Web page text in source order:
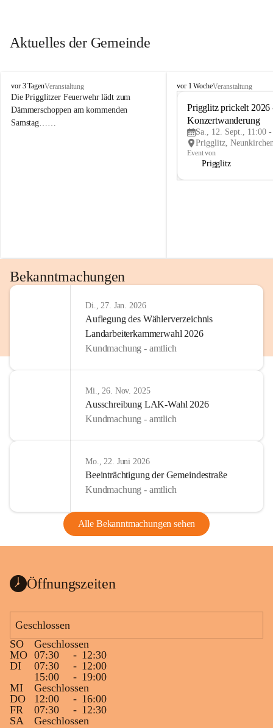
Aktuelles der Gemeinde
P
r
i
g
vor 3 TagenVeranstaltung
Die Prigglitzer Feuerwehr lädt zum
Dämmerschoppen am kommenden
Samstag……
P
vor 1 WocheVeranstaltung
Prigglitz prickelt 2026
Konzertwanderung
Sa., 12. Sept., 11:00
Event von
Prigglitz
Bekanntmachungen
Di., 27. Jan. 2026
Auflegung des Wählerverzeichnis
Landarbeiterkammerwahl 2026
Kundmachung - amtlich
Mi., 26. Nov. 2025
Ausschreibung LAK-Wahl 2026
Kundmachung - amtlich
Mo., 22. Juni 2026
Beeinträchtigung der Gemeindestraße
Kundmachung - amtlich
Alle Bekanntmachungen sehen
Öffnungszeiten
Geschlossen
SO
Geschlossen
MO 07:30 - 12:30
DI
07:30 - 12:00
15:00
- 19:00
MI
Geschlossen
DO
12:00 - 16:00
FR
07:30 - 12:30
SA
Geschlossen